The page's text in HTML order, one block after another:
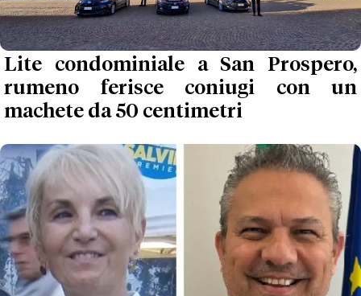
Lite condominiale a San Prospero,
rumeno ferisce coniugi con un
machete da 50 centimetri